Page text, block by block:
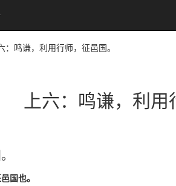
：鸣谦，利用行师，征邑国。
上六：鸣谦，利用
国也。